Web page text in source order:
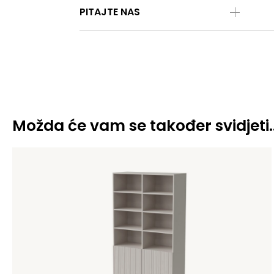
PITAJTE NAS
Možda će vam se također